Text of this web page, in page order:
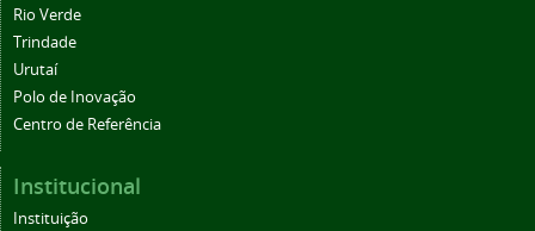
Rio Verde
Trindade
Urutaí
Polo de Inovação
Centro de Referência
Institucional
Instituição